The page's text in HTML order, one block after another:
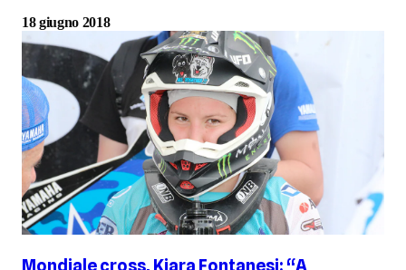
18 giugno 2018
Mondiale cross, Kiara Fontanesi: “A